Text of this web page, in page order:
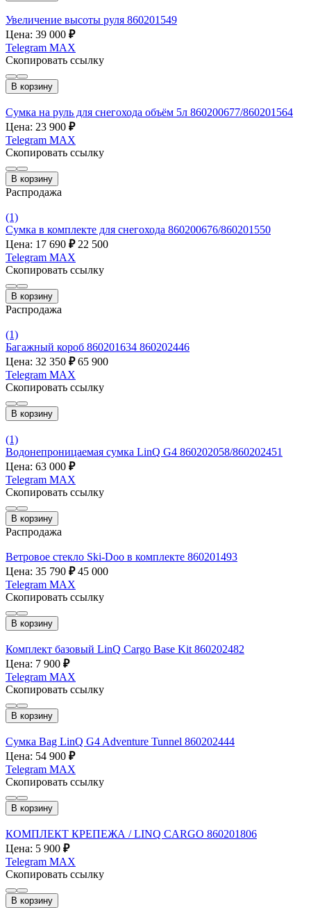
Увеличение высоты руля 860201549
Цена: 39 000 ₽
Telegram MAX
Скопировать ссылку
В корзину
Сумка на руль для снегохода объём 5л 860200677/860201564
Цена: 23 900 ₽
Telegram MAX
Скопировать ссылку
В корзину
Распродажа
(1)
Сумка в комплекте для снегохода 860200676/860201550
Цена: 17 690 ₽ 22 500
Telegram MAX
Скопировать ссылку
В корзину
Распродажа
(1)
Багажный короб 860201634 860202446
Цена: 32 350 ₽ 65 900
Telegram MAX
Скопировать ссылку
В корзину
(1)
Водонепроницаемая сумка LinQ G4 860202058/860202451
Цена: 63 000 ₽
Telegram MAX
Скопировать ссылку
В корзину
Распродажа
Ветровое стекло Ski-Doo в комплекте 860201493
Цена: 35 790 ₽ 45 000
Telegram MAX
Скопировать ссылку
В корзину
Комплект базовый LinQ Cargo Base Kit 860202482
Цена: 7 900 ₽
Telegram MAX
Скопировать ссылку
В корзину
Сумка Bag LinQ G4 Adventure Tunnel 860202444
Цена: 54 900 ₽
Telegram MAX
Скопировать ссылку
В корзину
КОМПЛЕКТ КРЕПЕЖА / LINQ CARGO 860201806
Цена: 5 900 ₽
Telegram MAX
Скопировать ссылку
В корзину